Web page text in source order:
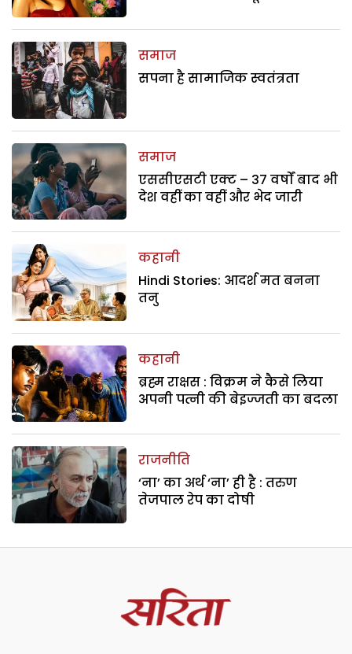
समाज
सपना है सामाजिक स्वतंत्रता
समाज
एससीएसटी एक्ट – 37 वर्षों बाद भी
देश वहीं का वहीं और भेद जारी
कहानी
Hindi Stories: आदर्श मत बनना
तनु
कहानी
ब्रह्म राक्षस : विक्रम ने कैसे लिया
अपनी पत्नी की बेइज्जती का बदला
राजनीति
‘ना’ का अर्थ ‘ना’ ही है : तरुण
तेजपाल रेप का दोषी